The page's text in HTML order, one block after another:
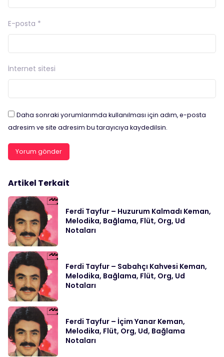
E-posta *
İnternet sitesi
Daha sonraki yorumlarımda kullanılması için adım, e-posta
adresim ve site adresim bu tarayıcıya kaydedilsin.
Artikel Terkait
Ferdi Tayfur – Huzurum Kalmadı Keman,
Melodika, Bağlama, Flüt, Org, Ud
Notaları
Ferdi Tayfur – Sabahçı Kahvesi Keman,
Melodika, Bağlama, Flüt, Org, Ud
Notaları
Ferdi Tayfur – İçim Yanar Keman,
Melodika, Flüt, Org, Ud, Bağlama
Notaları